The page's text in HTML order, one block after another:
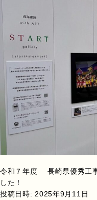
令和７年度 長崎県優秀工
した！
投稿日時: 2025年9月11日